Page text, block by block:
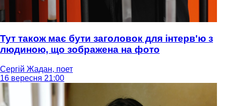
Тут також має бути заголовок для інтерв'ю з
людиною, що зображена на фото
Сергій Жадан, поет
16 вересня 21:00